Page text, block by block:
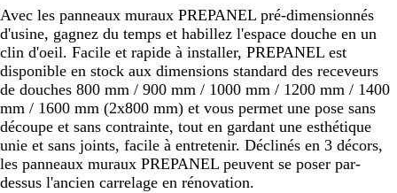
Avec les panneaux muraux PREPANEL pré-dimensionnés
d'usine, gagnez du temps et habillez l'espace douche en un
clin d'oeil. Facile et rapide à installer, PREPANEL est
disponible en stock aux dimensions standard des receveurs
de douches 800 mm / 900 mm / 1000 mm / 1200 mm / 1400
mm / 1600 mm (2x800 mm) et vous permet une pose sans
découpe et sans contrainte, tout en gardant une esthétique
unie et sans joints, facile à entretenir. Déclinés en 3 décors,
les panneaux muraux PREPANEL peuvent se poser par-
dessus l'ancien carrelage en rénovation.